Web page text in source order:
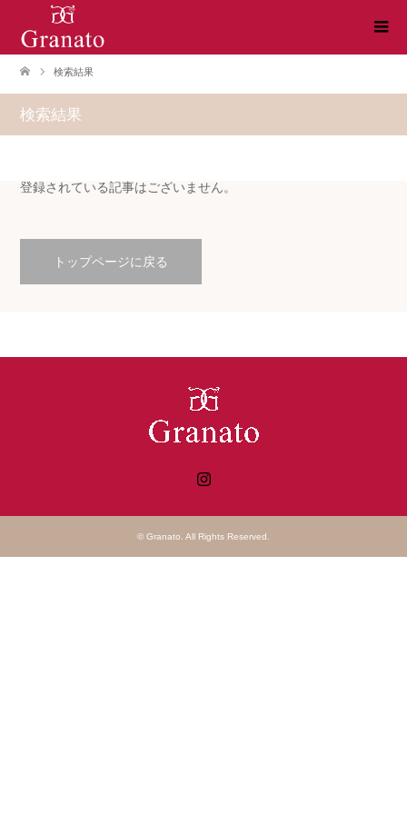
検索結果
検索結果
登録されている記事はございません。
トップページに戻る
© Granato . All Rights Reserved.